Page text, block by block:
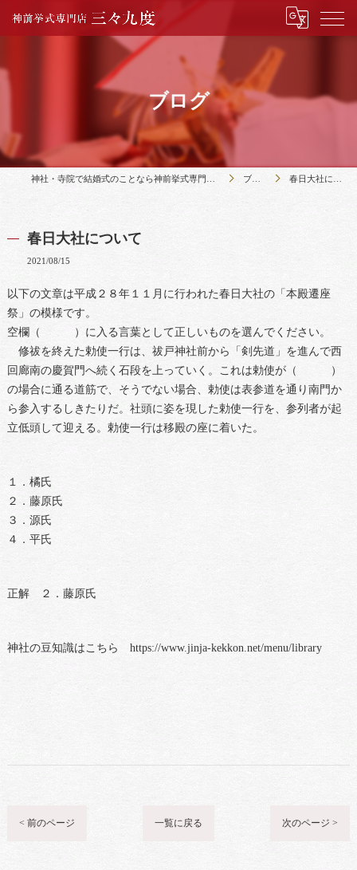
ブログ
ブログ 春日大社について
春日大社について
2021/08/15
以下の文章は平成２８年１１月に行われた春日大社の「本殿遷座
祭」の模様です。
空欄（ ）に入る言葉として正しいものを選んでください。
修祓を終えた勅使一行は、祓戸神社前から「剣先道」を進んで西
回廊南の慶賀門へ続く石段を上っていく。これは勅使が（ ）
の場合に通る道筋で、そうでない場合、勅使は表参道を通り南門か
ら参入するしきたりだ。社頭に姿を現した勅使一行を、参列者が起
立低頭して迎える。勅使一行は移殿の座に着いた。
１．橘氏
２．藤原氏
３．源氏
４．平氏
正解 ２．藤原氏
神社の豆知識はこちら https://www.jinja-kekkon.net/menu/library
< 前のページ 一覧に戻る 次のページ >